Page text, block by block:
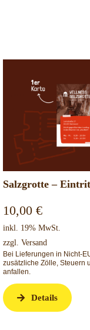
Salzgrotte –
10,00€
inkl. 19% MwSt.
zzgl.Versand
Bei Lieferungen in Nicht-
zusätzliche Zölle, Steuern
anfallen.
Details